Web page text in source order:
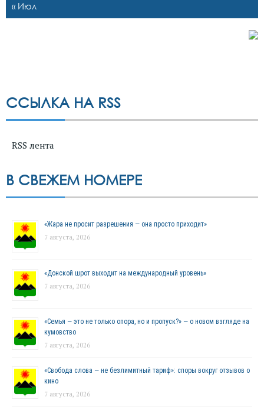
« Июл
ССЫЛКА НА RSS
RSS лента
В СВЕЖЕМ НОМЕРЕ
«Жара не просит разрешения — она просто приходит»
7 августа, 2026
«Донской шрот выходит на международный уровень»
7 августа, 2026
«Семья — это не только опора, но и пропуск?» — о новом взгляде на
кумовство
7 августа, 2026
«Свобода слова — не безлимитный тариф»: споры вокруг отзывов о
кино
7 августа, 2026